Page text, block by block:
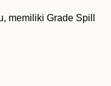
memiliki Grade Spill